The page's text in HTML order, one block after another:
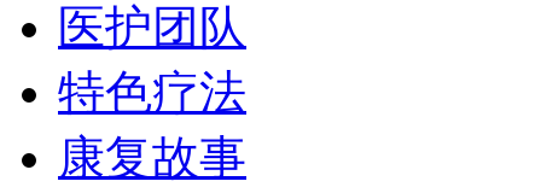
医护团队
特色疗法
康复故事